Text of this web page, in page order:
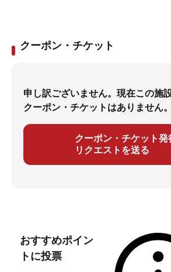
クーポン・チケット
申し訳ございません。現在この施
クーポン・チケットはありません。
クーポン・チケット発
リクエストを送る
おすすめポイン
トに投票